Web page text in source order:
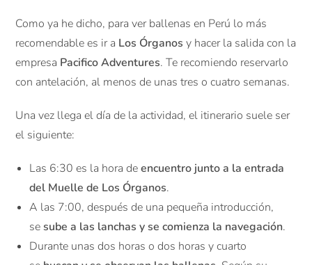
Como ya he dicho, para ver ballenas en Perú lo más
recomendable es ir a Los Órganos y hacer la salida con la
empresa Pacifico Adventures. Te recomiendo reservarlo
con antelación, al menos de unas tres o cuatro semanas.
Una vez llega el día de la actividad, el itinerario suele ser
el siguiente:
Las 6:30 es la hora deencuentro junto a la entrada
del Muelle de Los Órganos.
A las 7:00, después de una pequeña introducción,
sesube a las lanchas y se comienza la navegación.
Durante unas dos horas o dos horas y cuarto